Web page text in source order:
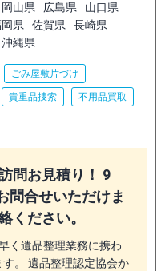
岡山県 広島県
山口県
県 佐賀県
長崎県
沖縄県
ごみ屋敷片づけ
貴重品捜索
不用品買取
問お見積り！ 9
問合せいただけま
ください。
く遺品整理業務に携わ
。 遺品整理認定協会か